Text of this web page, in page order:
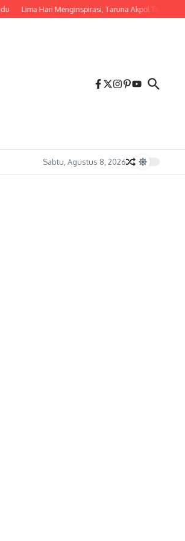
Lima Hari Menginspirasi, Taruna Akpol Tinggalkan
Sabtu, Agustus 8, 2026